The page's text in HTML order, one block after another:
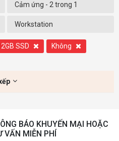
Cảm ứng - 2 trong 1
Workstation
SSD
Không
BÁO KHUYẾN MẠI HOẶC
VẤN MIỄN PHÍ